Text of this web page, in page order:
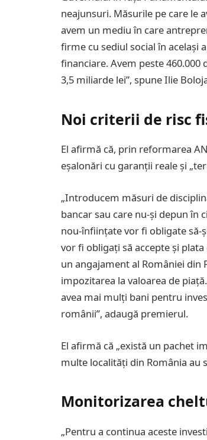
neajunsuri. Măsurile pe care le
avem un mediu în care
firme cu sediul social în același
financiare. Avem peste
3,5 miliarde lei”, spune Ilie
Noi criterii de risc
El afirmă că, prin reformarea
eșalonări cu garanții reale și
„Introducem măsuri de
bancar sau care nu-și depun în
nou-înființate vor fi obligate să-
vor fi obligați să accepte și
un angajament al României din
impozitarea la valoarea de
avea mai mulți bani pentru
românii”, adaugă premierul.
El afirmă că „există un pachet
multe localități din România au
Monitorizarea
„Pentru a continua aceste